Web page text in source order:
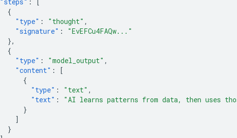
{
"type" : "thought" ,
"signature" :
"EvEFCu4FAQw..."
},
{
"type" : "model_output" ,
"content" :
[
{
"type" : "text" ,
"text" :
"AI learns patterns from data, then uses
}
]
}